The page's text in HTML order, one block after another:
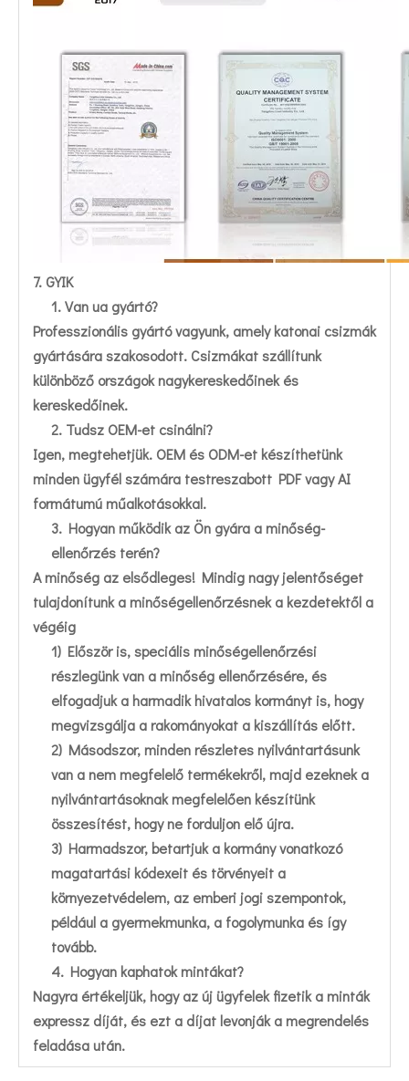
7. GYIK
1. Van ua gyártó?
Professzionális gyártó vagyunk, amely katonai csizmák
gyártására szakosodott. Csizmákat szállítunk
különböző országok nagykereskedőinek és
kereskedőinek.
2. Tudsz OEM-et csinálni?
Igen, megtehetjük. OEM és ODM-et készíthetünk
minden ügyfél számára testreszabott PDF vagy AI
formátumú műalkotásokkal.
3. Hogyan működik az Ön gyára a minőség-
ellenőrzés terén?
A minőség az elsődleges! Mindig nagy jelentőséget
tulajdonítunk a minőségellenőrzésnek a kezdetektől a
végéig
1) Először is, speciális minőségellenőrzési
részlegünk van a minőség ellenőrzésére, és
elfogadjuk a harmadik hivatalos kormányt is, hogy
megvizsgálja a rakományokat a kiszállítás előtt.
2) Másodszor, minden részletes nyilvántartásunk
van a nem megfelelő termékekről, majd ezeknek a
nyilvántartásoknak megfelelően készítünk
összesítést, hogy ne forduljon elő újra.
3) Harmadszor, betartjuk a kormány vonatkozó
magatartási kódexeit és törvényeit a
környezetvédelem, az emberi jogi szempontok,
például a gyermekmunka, a fogolymunka és így
tovább.
4. Hogyan kaphatok mintákat?
Nagyra értékeljük, hogy az új ügyfelek fizetik a minták
expressz díját, és ezt a díjat levonják a megrendelés
feladása után.